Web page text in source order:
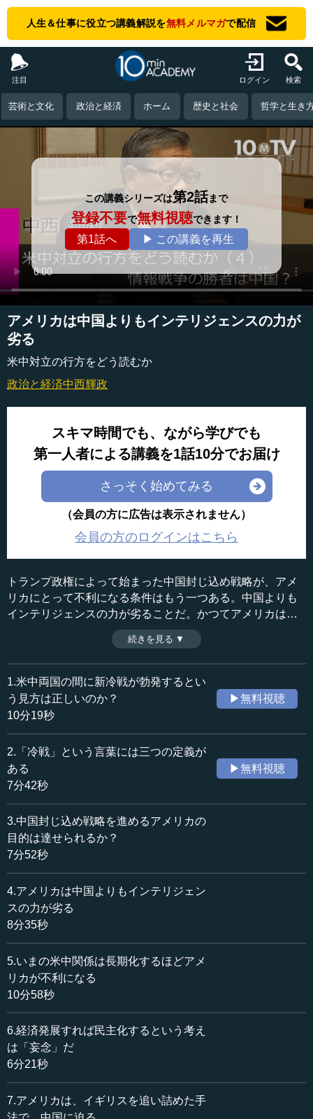
人生＆仕事に役立つ講義解説を無料メルマガで配信
注目 ログイン 検索
芸術と文化 政治と経済 ホーム 歴史と社会 哲学と生き
この講義シリーズは第2話まで
登録不要で無料視聴できます！
第1話へ ▶ この講義を再生
アメリカは中国よりもインテリジェンスの力が
劣る
米中対立の行方をどう読むか
政治と経済中西輝政
スキマ時間でも、ながら学びでも
第一人者による講義を1話10分でお届け
さっそく始めてみる
（会員の方に広告は表示されません）
会員の方のログインはこちら
トランプ政権によって始まった中国封じ込め戦略が、アメ
リカにとって不利になる条件はもう一つある。中国よりも
インテリジェンスの力が劣ることだ。かつてアメリカは情
報戦を得意としたが、この10年で中国とのパワーバランス
は変わりつつあるという。（全7話中第4話）
収録日：2018年12月25日
追加日：2019年5月31日
カテゴリー：
国際
国際一般
≪全文≫
●実は、米中のインテリジェンスの力は、中国が優位
にある
中西 （トランプ政権によって始まった中国封じ込め戦略
が、アメリカにとって不利になる条件の）三つ目は、イン
テリジェンスの力の格差です。米中のインテリジェンス格
差は歴然としていて、中国が優位です。とりわけ技術的な
情報収集手段は確かにアメリカも優れています。ファーウ
ェイをめぐる問題でも、スパイチップがどうのこうのと
か、スマートフォンの部品の中に不必要なものがあると
か、いろいろ議論していますけれども、その議論をする前
にはっきりしているのは、こういう話を10年以上前から聞
いていたということです。
ファーウェイなどにはスパイチップが入っていると、ア
す。ロシア人も言っていました。だから本当にそうだった
のかもしれませんが、いずれにしてもはっきりいえるの
は、21世紀の世界は情報戦争によって大国の戦いの勝敗が
決まるということです。
続きを見る ▼
1.米中両国の間に新冷戦が勃発するとい
う見方は正しいのか？
10分19秒
▶無料視聴
2.「冷戦」という言葉には三つの定義が
ある
7分42秒
▶無料視聴
3.中国封じ込め戦略を進めるアメリカの
目的は達せられるか？
7分52秒
4.アメリカは中国よりもインテリジェン
スの力が劣る
8分35秒
5.いまの米中関係は長期化するほどアメ
リカが不利になる
10分58秒
6.経済発展すれば民主化するという考え
は「妄念」だ
6分21秒
7.アメリカは、イギリスを追い詰めた手